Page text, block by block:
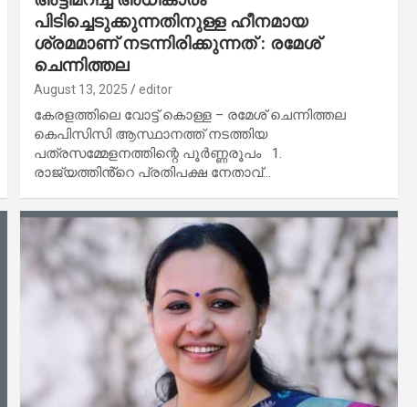
പിടിച്ചെടുക്കുന്നതിനുള്ള ഹീനമായ
ശ്രമമാണ് നടന്നിരിക്കുന്നത് : രമേശ്
ചെന്നിത്തല
August 13, 2025 editor
കേരളത്തിലെ വോട്ട് കൊള്ള – രമേശ് ചെന്നിത്തല
കെപിസിസി ആസ്ഥാനത്ത് നടത്തിയ
പത്രസമ്മേളനത്തിന്റെ പൂർണ്ണരൂപം 1.
രാജ്യത്തിൻ്റെ പ്രതിപക്ഷ നേതാവ്…